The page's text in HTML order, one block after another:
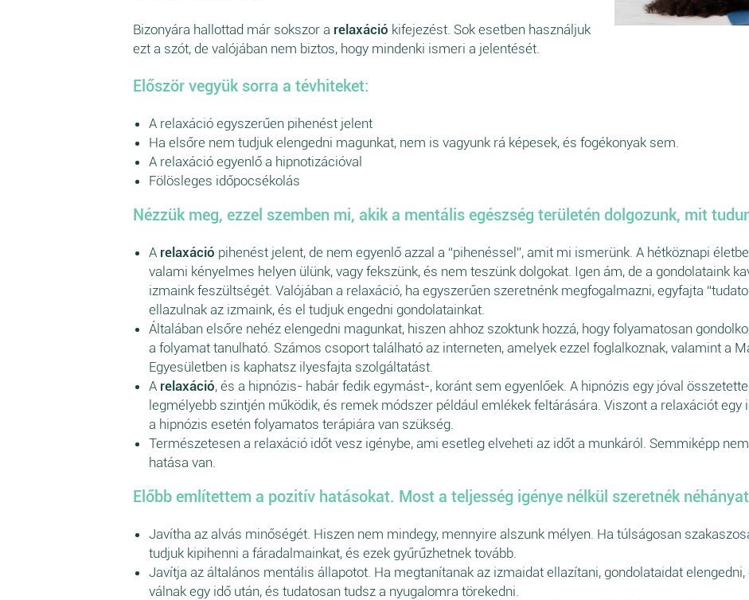
Bizonyára hallottad már sokszor a relaxáció kifejezést. Sok esetben használjuk
ezt a szót, de valójában nem biztos, hogy mindenki ismeri a jelentését.
Először vegyük sorra a tévhiteket:
A relaxáció egyszerűen pihenést jelent
Ha elsőre nem tudjuk elengedni magunkat, nem is vagyunk rá képesek, és fogékonyak sem.
A relaxáció egyenlő a hipnotizációval
Fölösleges időpocsékolás
Nézzük meg, ezzel szemben mi, akik a mentális egészség területén dolgozunk, mit
A relaxáció pihenést jelent, de nem egyenlő azzal a “pihenéssel”, amit mi ismerünk. A hétköznapi
valami kényelmes helyen ülünk, vagy fekszünk, és nem teszünk dolgokat. Igen ám, de a gondolataink
izmaink feszültségét. Valójában a relaxáció, ha egyszerűen szeretnénk megfogalmazni, egyfajta
ellazulnak az izmaink, és el tudjuk engedni gondolatainkat.
Általában elsőre nehéz elengedni magunkat, hiszen ahhoz szoktunk hozzá, hogy folyamatosan
a folyamat tanulható. Számos csoport található az interneten, amelyek ezzel foglalkoznak, valamint a
Egyesületben is kaphatsz ilyesfajta szolgáltatást.
A relaxáció, és a hipnózis- habár fedik egymást-, koránt sem egyenlőek. A hipnózis egy jóval
legmélyebb szintjén működik, és remek módszer például emlékek feltárására. Viszont a relaxációt egy
a hipnózis esetén folyamatos terápiára van szükség.
Természetesen a relaxáció időt vesz igénybe, ami esetleg elveheti az időt a munkáról. Semmiképp
hatása van.
Előbb említettem a pozitív hatásokat. Most a teljesség igénye nélkül szeretnék
Javítha az alvás minőségét. Hiszen nem mindegy, mennyire alszunk mélyen. Ha túlságosan
tudjuk kipihenni a fáradalmainkat, és ezek gyűrűzhetnek tovább.
Javítja az általános mentális állapotot. Ha megtanítanak az izmaidat ellazítani, gondolataidat
válnak egy idő után, és tudatosan tudsz a nyugalomra törekedni.